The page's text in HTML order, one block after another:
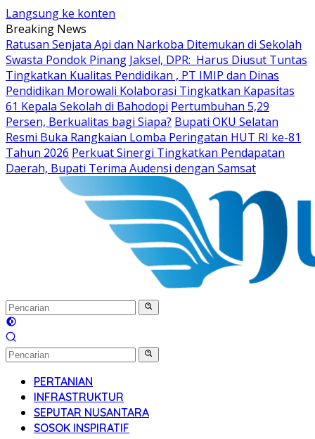
Langsung ke konten
Breaking News
Ratusan Senjata Api dan Narkoba Ditemukan di Sekolah
Swasta Pondok Pinang Jaksel, DPR: Harus Diusut Tuntas
Tingkatkan Kualitas Pendidikan , PT IMIP dan Dinas
Pendidikan Morowali Kolaborasi Tingkatkan Kapasitas
61 Kepala Sekolah di Bahodopi Pertumbuhan 5,29
Persen, Berkualitas bagi Siapa? Bupati OKU Selatan
Resmi Buka Rangkaian Lomba Peringatan HUT RI ke-81
Tahun 2026 Perkuat Sinergi Tingkatkan Pendapatan
Daerah, Bupati Terima Audensi dengan Samsat
PERTANIAN
INFRASTRUKTUR
SEPUTAR NUSANTARA
SOSOK INSPIRATIF